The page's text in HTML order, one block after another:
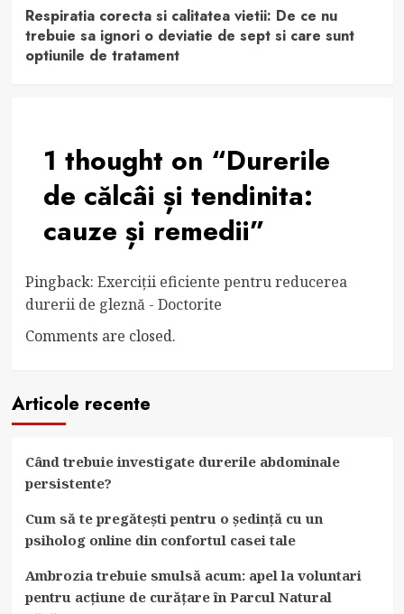
Respiratia corecta si calitatea vietii: De ce nu
trebuie sa ignori o deviatie de sept si care sunt
optiunile de tratament
1 thought on “Durerile
de călcâi și tendinita:
cauze și remedii”
Pingback: Exerciții eficiente pentru reducerea
durerii de gleznă - Doctorite
Comments are closed.
Articole recente
Când trebuie investigate durerile abdominale
persistente?
Cum să te pregătești pentru o ședință cu un
psiholog online din confortul casei tale
Ambrozia trebuie smulsă acum: apel la voluntari
pentru acțiune de curățare în Parcul Natural